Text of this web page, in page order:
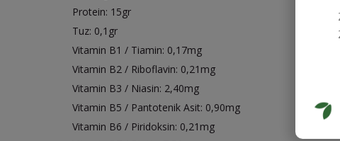
Protein: 15gr
Tuz: 0,1gr
Vitamin B1 / Tiamin: 0,17mg
Vitamin B2 / Riboflavin: 0,21mg
Vitamin B3 / Niasin: 2,40mg
Vitamin B5 / Pantotenik Asit: 0,90mg
Vitamin B6 / Piridoksin: 0,21mg